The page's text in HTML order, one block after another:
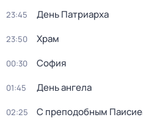
23:45 День Патриарха
23:50 Храм
00:30 София
01:45 День ангела
02:25 С преподобным